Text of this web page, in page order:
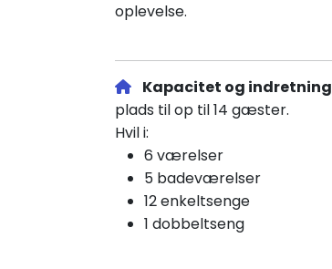
oplevelse.
Kapacitet og indretning
plads til op til 14 gæster.
Hvil i:
6 værelser
5 badeværelser
12 enkeltsenge
1 dobbeltseng